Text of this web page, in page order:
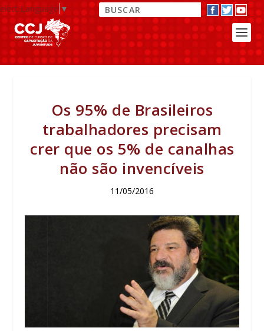
Language▼
Os 95% de Brasileiros
trabalhadores precisam
crer que os 5% de canalhas
não são invencíveis
11/05/2016